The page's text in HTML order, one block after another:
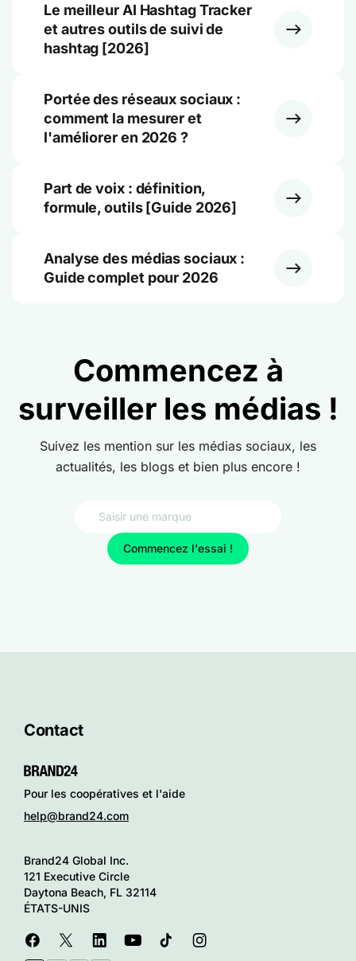
Le meilleur AI Hashtag Tracker
et autres outils de suivi de
hashtag [2026]
Portée des réseaux sociaux :
comment la mesurer et
l'améliorer en 2026 ?
Part de voix : définition,
formule, outils [Guide 2026]
Analyse des médias sociaux :
Guide complet pour 2026
Commencez à
surveiller les médias !
Suivez les mention sur les médias sociaux, les
actualités, les blogs et bien plus encore !
Commencez l'essai !
Contact
Pour les coopératives et l'aide
help@brand24.com
Brand24 Global Inc.
121 Executive Circle
Daytona Beach, FL 32114
ÉTATS-UNIS